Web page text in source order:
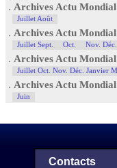
. Archives Actu Mondial
Juillet Août
. Archives Actu Mondial
Juillet Sept. Oct. Nov. Déc.
. Archives Actu Mondial
Juillet Oct. Nov. Déc. Janvier
. Archives Actu Mondial
Juin
Contacts